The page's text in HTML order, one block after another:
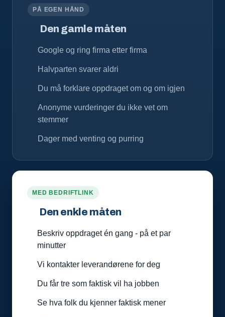
PÅ EGEN HÅND
Den gamle måten
Google og ring firma etter firma
Halvparten svarer aldri
Du må forklare oppdraget om og om igjen
Anonyme vurderinger du ikke vet om
stemmer
Dager med venting og purring
MED BEDRIFTLINK
Den enkle måten
Beskriv oppdraget én gang - på et par
minutter
Vi kontakter leverandørene for deg
Du får tre som faktisk vil ha jobben
Se hva folk du kjenner faktisk mener